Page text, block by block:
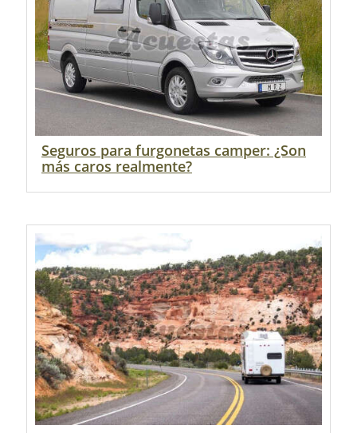
Seguros para furgonetas camper: ¿Son
más caros realmente?